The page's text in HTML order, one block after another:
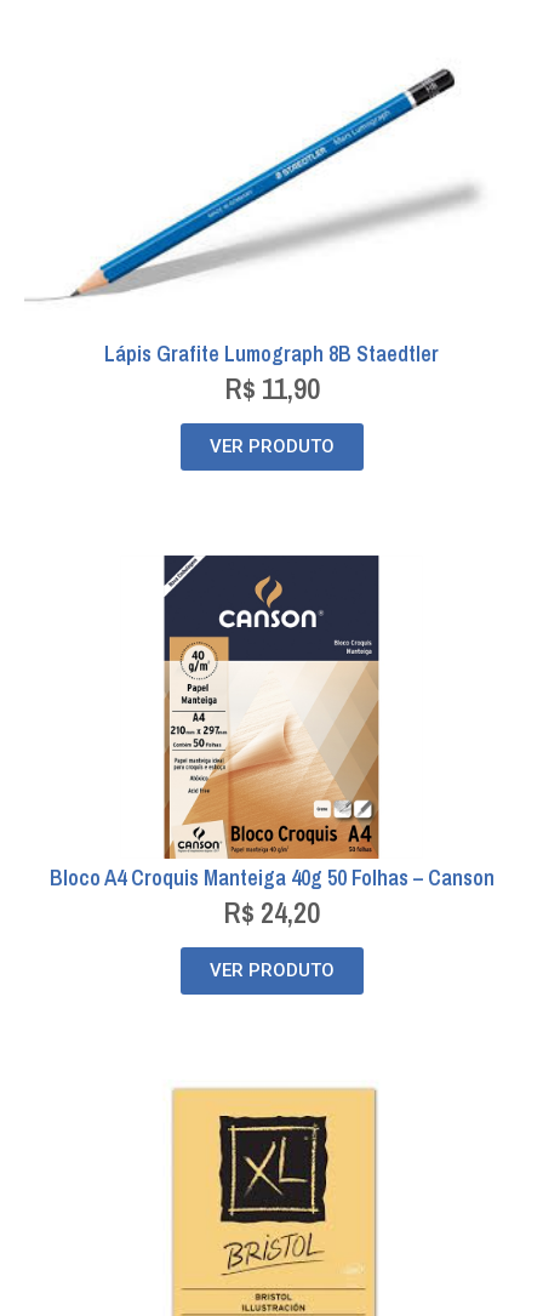
Lápis Grafite Lumograph 8B Staedtler
R$ 11,90
VER PRODUTO
Bloco A4 Croquis Manteiga 40g 50 Folhas – Canson
R$ 24,20
VER PRODUTO